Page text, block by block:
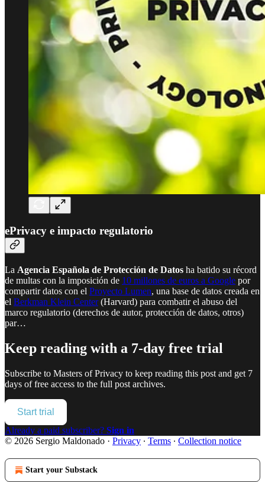
ePrivacy e impacto regulatorio
La Agencia Española de Protección de Datos ha batido su récord
de multas con la imposición de 10 millones de euros a Google por
compartir datos con el Proyecto Lumen, una base de datos creada en
el Berkman Klein Center(Harvard) para combatir el abuso del
marco regulatorio (derechos de autor, protección de datos, otros)
par…
Keep reading with a 7-day free trial
Subscribe to Masters of Privacy to keep reading this post and get 7
days of free access to the full post archives.
Start trial
Already a paid subscriber? Sign in
© 2026 Sergio Maldonado · Privacy ∙ Terms ∙ Collection notice
Start your Substack